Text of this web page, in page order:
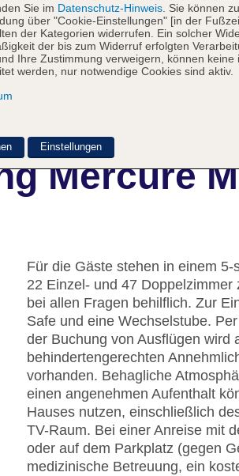
Mercure
Für die Gäste stehen in einem
22 Einzel- und 47
bei allen Fragen behilflich. Zur
Safe und eine Wechselstube.
der Buchung von Ausflügen wird
behindertengerechten
vorhanden. Behagliche
einen angenehmen Aufenthalt
Hauses nutzen, einschließlich
TV-Raum. Bei einer Anreise mit
oder auf dem Parkplatz (gegen
medizinische Betreuung, ein
Sie im Datenschutz-Hinweis . Sie können
über "Cookie-Einstellungen" [in der
der Kategorien widerrufen. Ein solcher
der bis zum Widerruf erfolgten
Ihre Zustimmung verweigern, können keine
werden, nur notwendige Cookies sind aktiv.
Einstellungen